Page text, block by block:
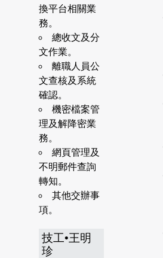
換平台相關業
務。
總收文及分
文作業。
離職人員公
文查核及系統
確認。
機密檔案管
理及解降密業
務。
網頁管理及
不明郵件查詢
轉知。
其他交辦事
項。
技工•王明
珍